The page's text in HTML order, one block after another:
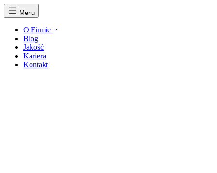
Menu
O Firmie
Blog
Jakość
Kariera
Kontakt